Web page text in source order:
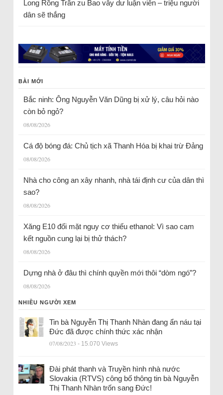
Long Rồng Trầnzu Bao vây dư luận viên – triệu người
dân sẽ thắng
BÀI MỚI
Bắc ninh: Ông Nguyễn Văn Dũng bị xử lý, câu hỏi nào
còn bỏ ngỏ?
08/08/2026
Cá độ bóng đá: Chủ tịch xã Thanh Hóa bị khai trừ Đảng
08/08/2026
Nhà cho công an xây nhanh, nhà tái định cư của dân thì
sao?
08/08/2026
Xăng E10 đối mặt nguy cơ thiếu ethanol: Vì sao cam
kết nguồn cung lại bị thử thách?
08/08/2026
Dựng nhà ở đâu thì chính quyền mới thôi “dòm ngó”?
08/08/2026
NHIỀU NGƯỜI XEM
Tin bà Nguyễn Thị Thanh Nhàn đang ẩn náu tại
Đức đã được chính thức xác nhận
07/08/2023 - 15.070 Views
Đài phát thanh và Truyền hình nhà nước
Slovakia (RTVS) công bố thông tin bà Nguyễn
Thị Thanh Nhàn trốn sang Đức!